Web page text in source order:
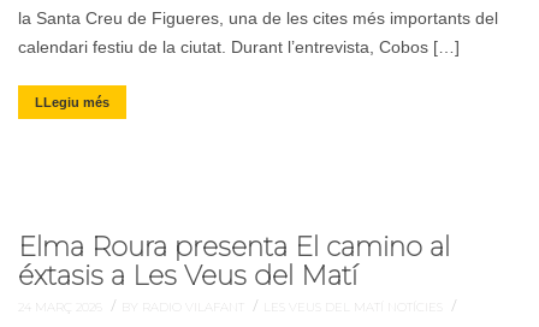
la Santa Creu de Figueres, una de les cites més importants del
calendari festiu de la ciutat. Durant l’entrevista, Cobos […]
LLegiu més
Elma Roura presenta El camino al
éxtasis a Les Veus del Matí
24 MARÇ 2026 / BY RADIO VILAFANT / LES VEUS DEL MATÍ NOTÍCIES /